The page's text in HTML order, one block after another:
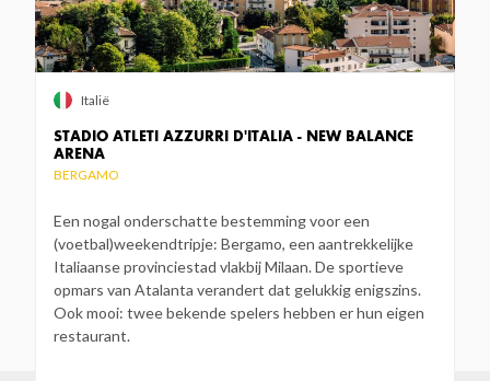
STADIO ATLETI AZZURRI D'ITALIA - NEW BALANCE
ARENA
BERGAMO
Een nogal onderschatte bestemming voor een
(voetbal)weekendtripje: Bergamo, een aantrekkelijke
Italiaanse provinciestad vlakbij Milaan. De sportieve
opmars van Atalanta verandert dat gelukkig enigszins.
Ook mooi: twee bekende spelers hebben er hun eigen
restaurant.
Italië